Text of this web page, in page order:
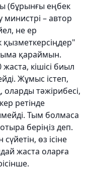
(бұрынғы еңбек
министрі – автор
не ер
қызметкерсіңдер"
қараймын.
кішісі биыл
Жұмыс істеп,
тәжірибесі,
ретінде
Тым болмаса
беріңіз деп.
өз ісіне
жаста оларға